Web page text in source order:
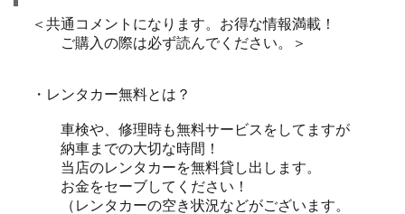
＜共通コメントになります。お得な情報満載！
ご購入の際は必ず読んでください。＞
・レンタカー無料とは？
車検や、修理時も無料サービスをしてますが
納車までの大切な時間！
当店のレンタカーを無料貸し出します。
お金をセーブしてください！
（レンタカーの空き状況などがございます。